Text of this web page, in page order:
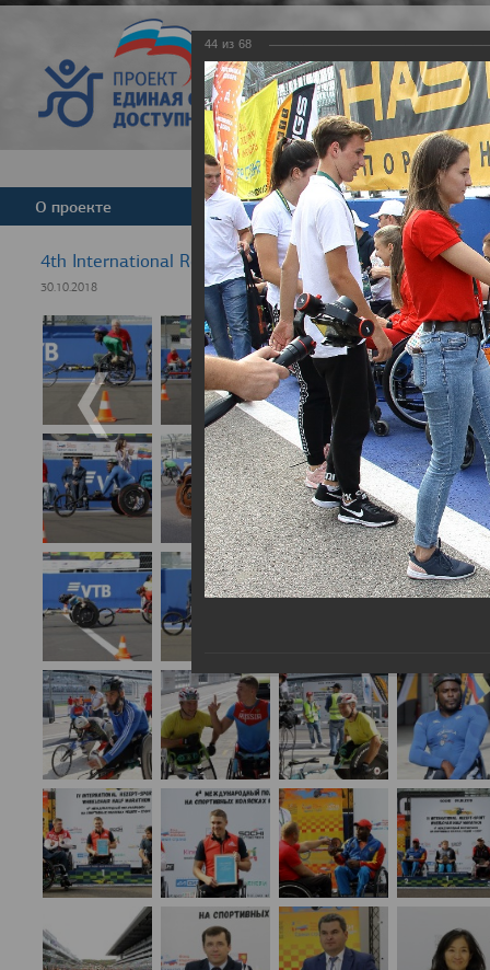
Версия для
О проекте Команда Новости
4th International Rezept-Sport Wheelchair Half
30.10.2018
44 из 68